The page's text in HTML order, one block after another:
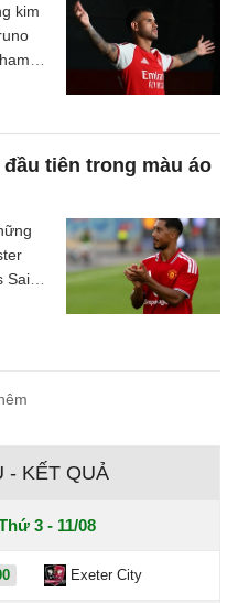
kim
tiên trong màu áo
- KẾT QUẢ
3 - 11/08
Exeter City